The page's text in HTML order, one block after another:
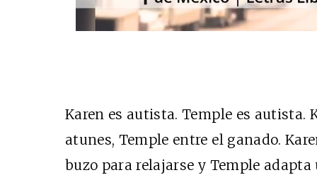
Karen es autista. Temple es autista.
atunes, Temple entre el ganado.
buzo para relajarse y Temple